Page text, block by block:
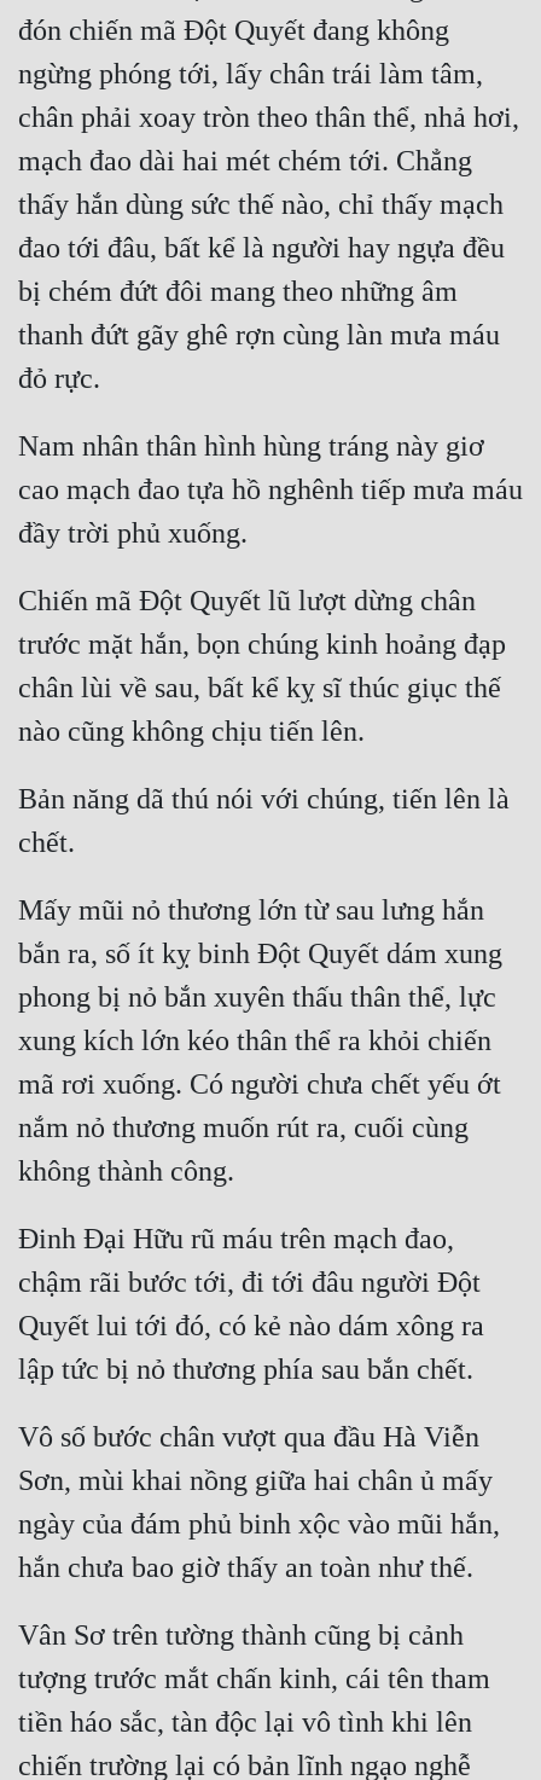
Huyền Huyễn
Huyền Nghi
Huyền Ảo
Hài Hước
Hệ Thống
Học Đường
Khoa Huyễn
Khoa Huyễn Không Gian
Kiếm Hiệp
Kỳ Huyễn
Linh Dị
Làm Giàu
Lịch Sử
Mưu Mô
Mạt Thế
Mỹ Thực
Ngược
Nữ Cường
Nữ Phụ
Phong Thủy - Tâm Linh
Phương Tây
Phản Phái
Quan Trường
Quân Sự
Sảng Văn
Sắc
Thanh Xuân
Tiên Hiệp
Tiểu Thuyết
Trùng Sinh
Trọng Sinh
đón chiến mã Đột Quyết đang không
ngừng phóng tới, lấy chân trái làm tâm,
chân phải xoay tròn theo thân thể, nhả hơi,
mạch đao dài hai mét chém tới. Chẳng
thấy hắn dùng sức thế nào, chỉ thấy mạch
đao tới đâu, bất kể là người hay ngựa đều
bị chém đứt đôi mang theo những âm
thanh đứt gãy ghê rợn cùng làn mưa máu
Nam nhân thân hình hùng tráng này giơ
cao mạch đao tựa hồ nghênh tiếp mưa máu
Chiến mã Đột Quyết lũ lượt dừng chân
trước mặt hắn, bọn chúng kinh hoảng đạp
chân lùi về sau, bất kể kỵ sĩ thúc giục thế
Bản năng dã thú nói với chúng, tiến lên là
Mấy mũi nỏ thương lớn từ sau lưng hắn
bắn ra, số ít kỵ binh Đột Quyết dám xung
phong bị nỏ bắn xuyên thấu thân thể, lực
xung kích lớn kéo thân thể ra khỏi chiến
mã rơi xuống. Có người chưa chết yếu ớt
nắm nỏ thương muốn rút ra, cuối cùng
Đinh Đại Hữu rũ máu trên mạch đao,
chậm rãi bước tới, đi tới đâu người Đột
Quyết lui tới đó, có kẻ nào dám xông ra
Vô số bước chân vượt qua đầu Hà Viễn
Sơn, mùi khai nồng giữa hai chân ủ mấy
ngày của đám phủ binh xộc vào mũi hắn,
Vân Sơ trên tường thành cũng bị cảnh
tượng trước mắt chấn kinh, cái tên tham
tiền háo sắc, tàn độc lại vô tình khi lên
chiến trường lại có bản lĩnh ngạo nghễ